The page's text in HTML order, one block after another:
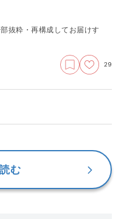
抜粋・再構成してお届けす
29
む